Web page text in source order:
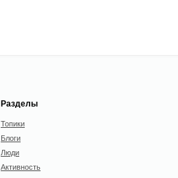
Разделы
Топики
Блоги
Люди
Активность